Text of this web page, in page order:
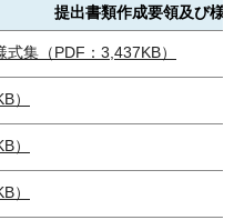
提出書類作成要領及び様
集（PDF：3,437KB）
）
）
）